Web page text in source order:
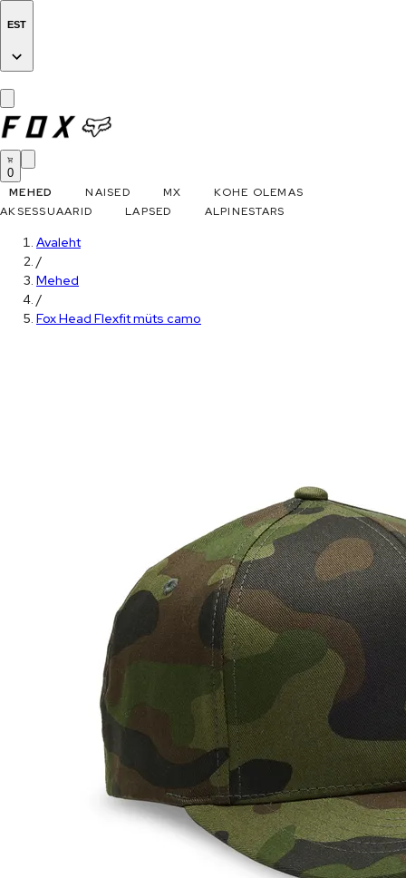
EST
0
MEHED NAISED MX
KOHE OLEMAS
AKSESSUAARID
LAPSED ALPINESTARS
Avaleht
/
Mehed
/
Fox Head Flexfit müts camo